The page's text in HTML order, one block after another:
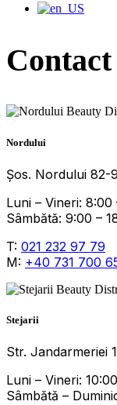
Contact
Nordului
Șos. Nordului 82-
Luni – Vineri: 8:00
Sâmbătă: 9:00 –
T: 021 232 97 79
M: +40 731 700
Stejarii
Str. Jandarmeriei
Luni – Vineri:
Sâmbătă –